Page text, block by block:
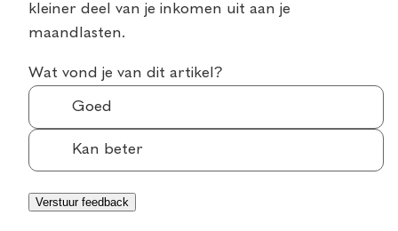
kleiner deel van je inkomen uit aan je
maandlasten.
Wat vond je van dit artikel?
Goed
Kan beter